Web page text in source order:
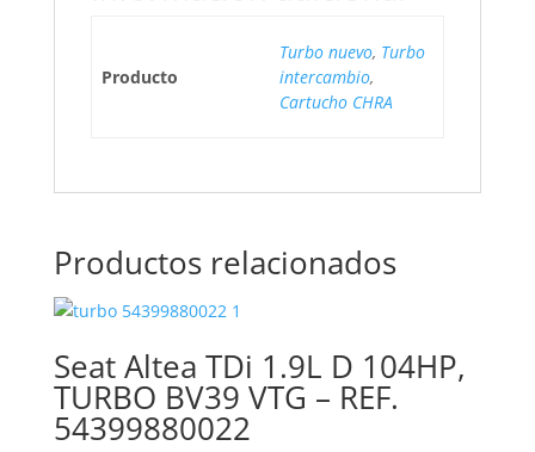
Producto
Turbo nuevo, Turbo
intercambio,
Cartucho CHRA
Productos relacionados
Seat Altea TDi 1.9L D 104HP,
TURBO BV39 VTG – REF.
54399880022